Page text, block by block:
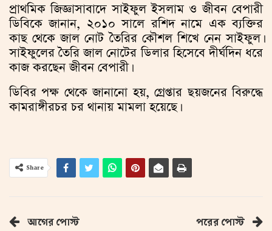
প্রাথমিক জিজ্ঞাসাবাদে সাইফুল ইসলাম ও জীবন বেপারী
ডিবিকে জানান, ২০১০ সালে রশিদ নামে এক ব্যক্তির
কাছ থেকে জাল নোট তৈরির কৌশল শিখে নেন সাইফুল।
সাইফুলের তৈরি জাল নোটের ডিলার হিসেবে দীর্ঘদিন ধরে
কাজ করছেন জীবন বেপারী।
ডিবির পক্ষ থেকে জানানো হয়, গ্রেপ্তার ছয়জনের বিরুদ্ধে
কামরাঙ্গীরচর চর থানায় মামলা হয়েছে।
Share
আগের পোস্ট পরের পোস্ট